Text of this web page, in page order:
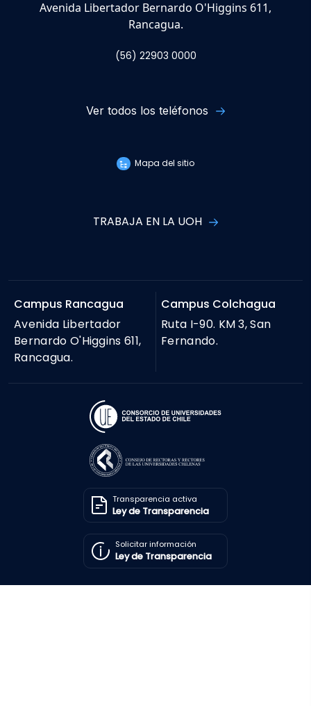
Avenida Libertador Bernardo O'Higgins 611,
Rancagua.
(56) 22903 0000
Ver todos los teléfonos
Mapa del sitio
TRABAJA EN LA UOH
Campus Rancagua
Avenida Libertador
Bernardo O'Higgins 611,
Rancagua.
Campus Colchagua
Ruta I-90. KM 3, San
Fernando.
Transparencia activa
Ley de Transparencia
Solicitar información
Ley de Transparencia